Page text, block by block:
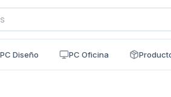
PC Diseño PC Oficina